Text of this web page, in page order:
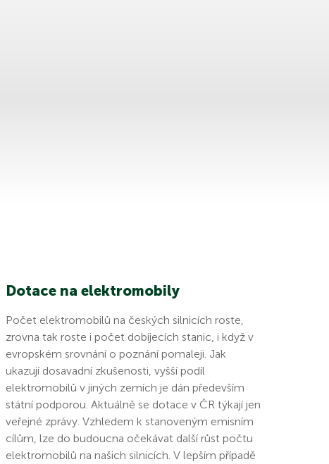
Dotace na elektromobily
Počet elektromobilů na českých silnicích roste,
zrovna tak roste i počet dobíjecích stanic, i když v
evropském srovnání o poznání pomaleji. Jak
ukazují dosavadní zkušenosti, vyšší podíl
elektromobilů v jiných zemích je dán především
státní podporou. Aktuálně se dotace v ČR týkají jen
veřejné zprávy. Vzhledem k stanoveným emisním
cílům, lze do budoucna očekávat další růst počtu
elektromobilů na našich silnicích. V lepším případě